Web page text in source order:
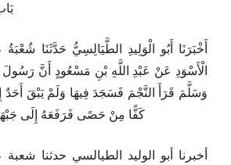
أَخْبَرَنَا أَبُو الْوَلِيدِ الطَّيَالِسِيُّ حَدَّثَنَا
الْأَسْوَدِ عَنْ عَبْدِ اللَّهِ بْنِ مَسْعُودٍ أَنَّ رَسُولَ
وَسَلَّمَ قَرَأَ النَّجْمَ فَسَجَدَ فِيهَا وَلَمْ يَبْقَ أَحَدٌ
كَفًّا مِنْ حَصًى فَرَفَعَهُ إِلَى
أخبرنا أبو الوليد الطيالسي حدثنا